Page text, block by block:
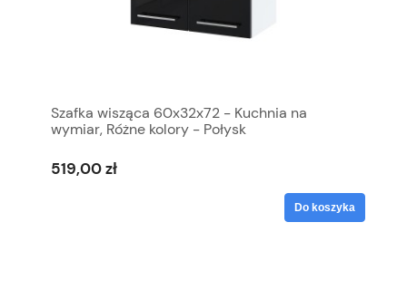
Szafka wisząca 60x32x72 - Kuchnia na
wymiar, Różne kolory - Połysk
519,00 zł
Do koszyka